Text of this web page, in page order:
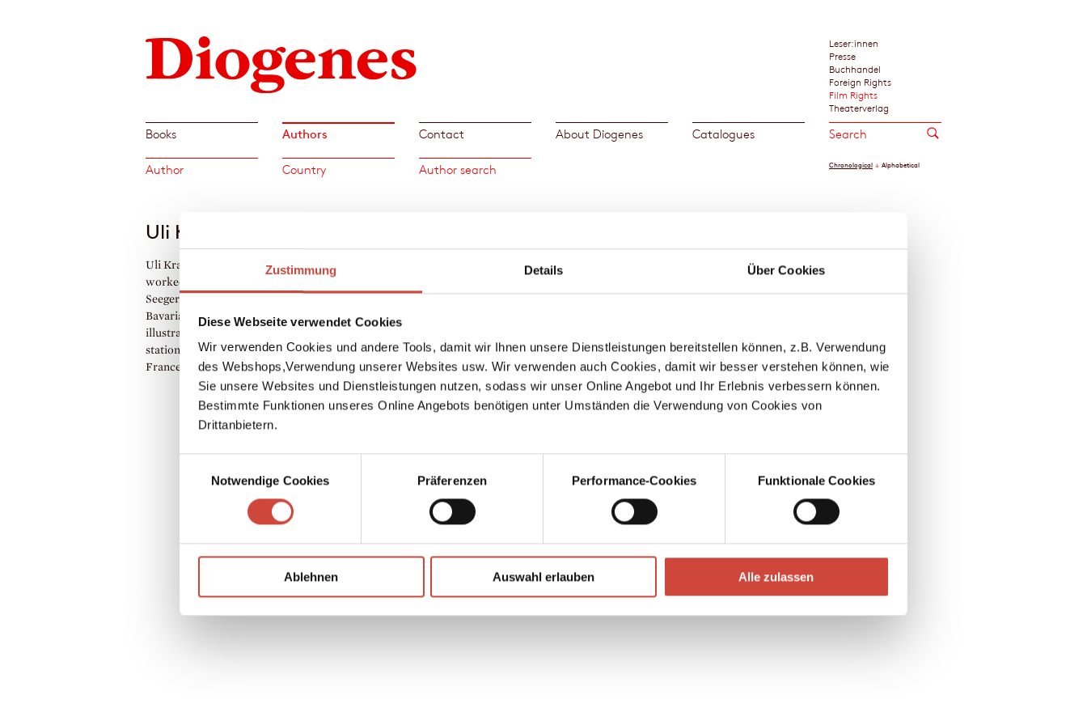
Zustimmung Details Über Cookies
Diese Webseite verwendet Cookies
Wir verwenden Cookies und andere Tools, damit wir Ihnen unsere Dienstleistungen bereitstellen können, z.B. Verwendung
des Webshops,Verwendung unserer Websites usw. Wir verwenden auch Cookies, damit wir besser verstehen können, wie
Sie unsere Websites und Dienstleistungen nutzen, sodass wir unser Online Angebot und Ihr Erlebnis verbessern können.
Bestimmte Funktionen unseres Online Angebots benötigen unter Umständen die Verwendung von Cookies von
Drittanbietern.
Notwendige Cookies
Präferenzen Performance-Cookies Funktionale Cookies
Ablehnen Auswahl erlauben Alle zulassen
Leser:innen
Presse
Buchhandel
Foreign Rights
Film Rights
Theaterverlag
Books Authors Contact About Diogenes Catalogues
Author Country Author search Chronological Alphabetical
Uli Krappen
Uli Krappen, born in Krefeld Uerdingen in 1961,
worked as a stewardess before studying at the
Seeger Art School in Munich and then the
Bavarian Academy for Photography. She
illustrates children's books, creates porcelain and
stationery and lives in Marburg and southern
France as a painter and illustrator.
Klaus Cäsar Zehrer&Uli Krappen
Children's Books / 48 pages